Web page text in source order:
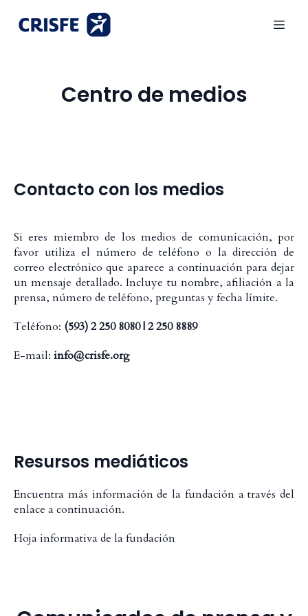
Centro de medios
Contacto con los medios
Si eres miembro de los medios de comunicación, por
favor utiliza el número de teléfono o la dirección de
correo electrónico que aparece a continuación para dejar
un mensaje detallado. Incluye tu nombre, afiliación a la
prensa, número de teléfono, preguntas y fecha límite.
Teléfono: (593) 2 250 8080 | 2 250 8889
E-mail: info@crisfe.org
Resursos mediáticos
Encuentra más información de la fundación a través del
enlace a continuación.
Hoja informativa de la fundación